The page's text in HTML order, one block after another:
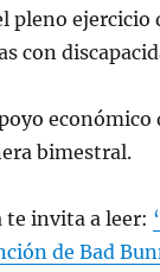
pleno ejercicio
con
económico
bimestral.
te invita a leer:
de Bad